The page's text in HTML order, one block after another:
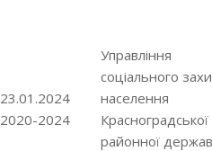
23.01.2024
2020-2024
Управління
соціального
населення
Красноградської
районної